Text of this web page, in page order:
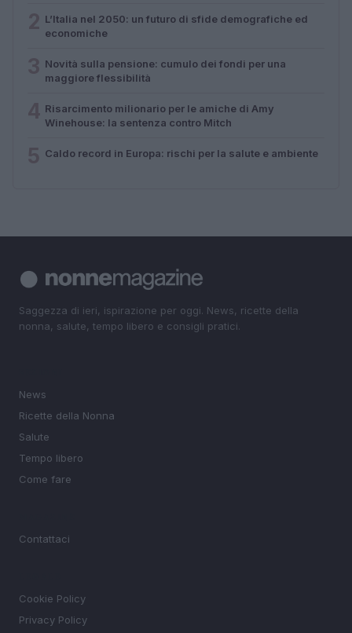
L’Italia nel 2050: un futuro di sfide demografiche ed
economiche
Novità sulla pensione: cumulo dei fondi per una
maggiore flessibilità
Risarcimento milionario per le amiche di Amy
Winehouse: la sentenza contro Mitch
Caldo record in Europa: rischi per la salute e ambiente
Saggezza di ieri, ispirazione per oggi. News, ricette della
nonna, salute, tempo libero e consigli pratici.
News
Ricette della Nonna
Salute
Tempo libero
Come fare
Contattaci
Cookie Policy
Privacy Policy